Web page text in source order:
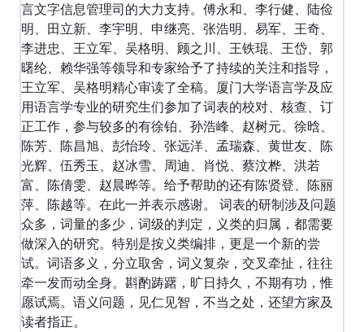
言文字信息管理司的大力支持。傅永和、李行健、陆俭
明、田立新、李宇明、申继亮、张浩明、易军、王奇、
李进忠、王立军、吴格明、顾之川、王铁琨、王岱、郭
曙纶、赖华强等领导和专家给予了持续的关注和指导，
王立军、吴格明精心审读了全稿。厦门大学语言学及应
用语言学专业的研究生们参加了词表的校对、核查、订
正工作，参与较多的有徐铂、孙浩峰、赵树元、徐晗、
陈芳、陈昌旭、彭怡玲、张远洋、孟瑞森、黄世友、陈
光辉、伍秀玉、赵冰雪、周迪、肖悦、蔡汶桦、洪若
富、陈倩雯、赵晨晔等。给予帮助的还有陈贤登、陈丽
萍、陈越等。在此一并表示感谢。 词表的研制涉及问题
众多，词量的多少，词级的判定，义类的归属，都需要
做深入的研究。特别是按义类编排，更是一个新的尝
试。词语多义，分立取舍，词义复杂，交叉牵扯，往往
牵一发而动全身。斟酌踌躇，旷日持久，不期有功，惟
愿试焉。语义问题，见仁见智，不当之处，还望方家及
读者指正。